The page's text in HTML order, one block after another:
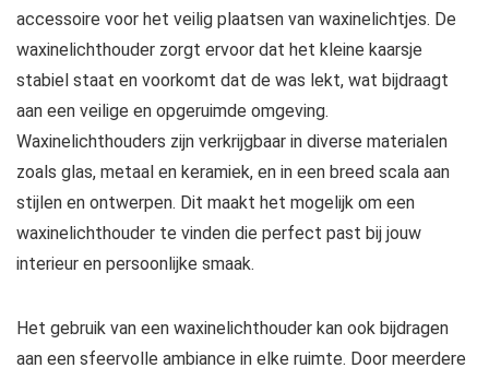
accessoire voor het veilig plaatsen van waxinelichtjes. De
waxinelichthouder zorgt ervoor dat het kleine kaarsje
stabiel staat en voorkomt dat de was lekt, wat bijdraagt
aan een veilige en opgeruimde omgeving.
Waxinelichthouders zijn verkrijgbaar in diverse materialen
zoals glas, metaal en keramiek, en in een breed scala aan
stijlen en ontwerpen. Dit maakt het mogelijk om een
waxinelichthouder te vinden die perfect past bij jouw
interieur en persoonlijke smaak.
Het gebruik van een waxinelichthouder kan ook bijdragen
aan een sfeervolle ambiance in elke ruimte. Door meerdere